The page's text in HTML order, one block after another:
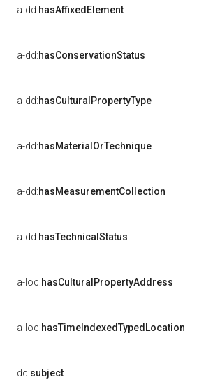
a-dd:hasAffixedElement
a-dd:hasConservationStatus
a-dd:hasCulturalPropertyType
a-dd:hasMaterialOrTechnique
a-dd:hasMeasurementCollection
a-dd:hasTechnicalStatus
a-loc:hasCulturalPropertyAddress
a-loc:hasTimeIndexedTypedLocation
dc:subject